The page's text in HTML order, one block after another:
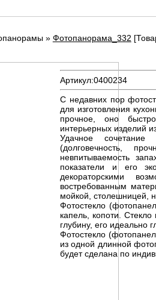
» Фотопанорама_332
Артикул:0400234
С недавних пор
для изготовления
прочное, оно
интерьерных изделий
Удачное сочетание
(долговечность,
невпитываемость
показатели и его
декораторскими
востребованным
мойкой, столешницей,
Фотостекло
капель, копоти.
глубину, его идеально
Фотостекло
из одной длинной
будет сделана по